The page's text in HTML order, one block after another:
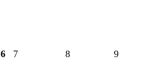
6 7 8 9